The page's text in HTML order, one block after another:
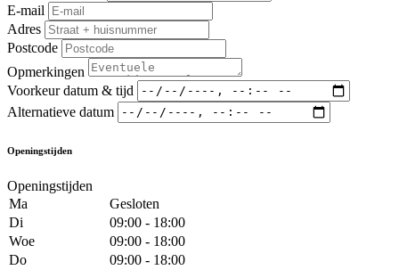
E-mail
Adres
Postcode
Opmerkingen
Voorkeur datum & tijd
Alternatieve datum
Openingstijden
Openingstijden
Ma
Gesloten
Di
09:00 - 18:00
Woe
09:00 - 18:00
Do
09:00 - 18:00